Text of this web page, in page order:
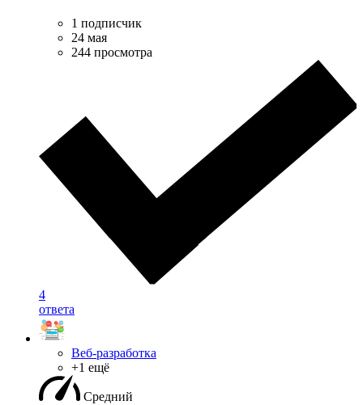
1 подписчик
24 мая
244 просмотра
4
ответа
Веб-разработка
+1 ещё
Средний